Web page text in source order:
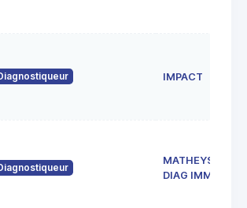
IMPACT
MATHEYSINE
DIAG IMMO